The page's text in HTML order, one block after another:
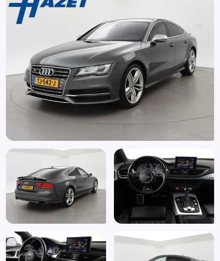
Elektronische remkrachtverdeling
Elektronisch Stabiliteits Programma
Hoofd airbag(s) achter
Hoofd airbag(s) voor
Keyless entry
Koplampreiniging
Lederen stuurwiel en versnellingspook
Lendesteunen (verstelbaar)
Passagiersairbag
Regensensor
Schakelmogelijkheid aan stuurwiel
Sportonderstel
Sportstoelen
Sportstuur
Start/stop systeem
Stuurbekrachtiging snelheidsafhankelijk